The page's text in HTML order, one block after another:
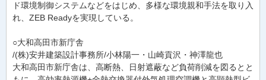
ド環境制御システムなどをはじめ、多様な環境親和手法を取り入
れ、ZEB Readyを実現している。
○大和高田市新庁舎
/(株)安井建築設計事務所/小林陽一・山崎貢沢・神澤龍也
大和高田市新庁舎は、高断熱、日射遮蔽など負荷削減を図るとと